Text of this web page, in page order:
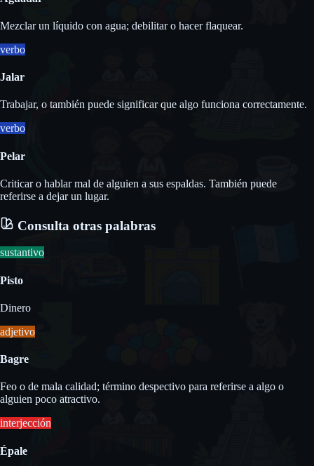
Mezclar un líquido con agua; debilitar o hacer flaquear.
verbo
Jalar
Trabajar, o también puede significar que algo funciona correctamente.
verbo
Pelar
Criticar o hablar mal de alguien a sus espaldas. También puede
referirse a dejar un lugar.
Consulta otras palabras
sustantivo
Pisto
Dinero
adjetivo
Bagre
Feo o de mala calidad; término despectivo para referirse a algo o
alguien poco atractivo.
interjección
Épale